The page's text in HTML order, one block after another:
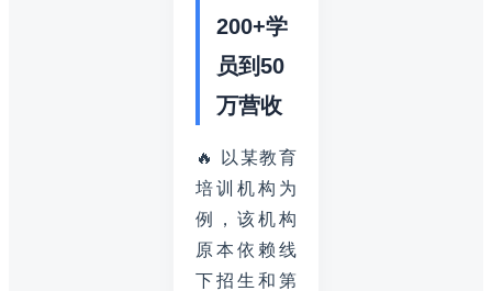
200+学
员到50
万营收
🔥 以某教育
培训机构为
例，该机构
原本依赖线
下招生和第